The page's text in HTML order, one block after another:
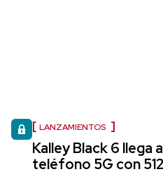
LANZAMIENTOS
Kalley Black 6 llega
teléfono 5G con